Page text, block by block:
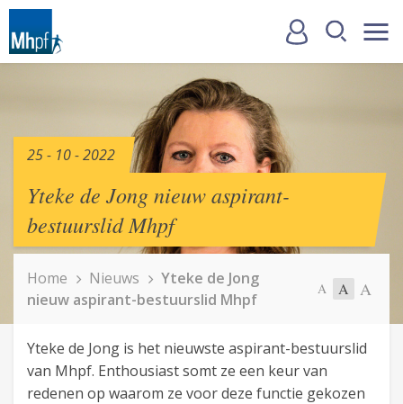
25 - 10 - 2022
Yteke de Jong nieuw aspirant-
bestuurslid Mhpf
Home Nieuws
Yteke de Jong
nieuw aspirant-bestuurslid Mhpf
A A A
Yteke de Jong is het nieuwste aspirant-bestuurslid
van Mhpf. Enthousiast somt ze een keur van
redenen op waarom ze voor deze functie gekozen